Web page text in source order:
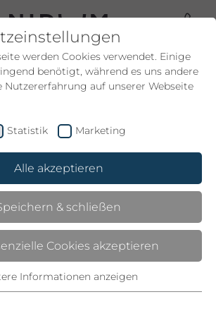
HERBST: S
MIT A
IM NIDUM
werden Cookies verwendet. Einige
benötigt, während es uns andere
auf unserer Webseite
Statistik Marketing
Alle akzeptieren
& schließen
Cookies akzeptieren
Informationen anzeigen